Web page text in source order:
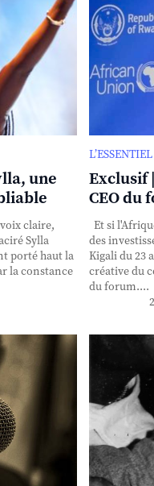
une
claire,
Sylla
porté haut la
la constance
L’ESSENTIEL
Exclusif
CEO du
Et si
des
Kigali du 23
créative du
du forum....